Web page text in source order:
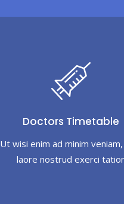
Doctors Timetable
Ut wisi enim ad minim
laore nostrud exerci